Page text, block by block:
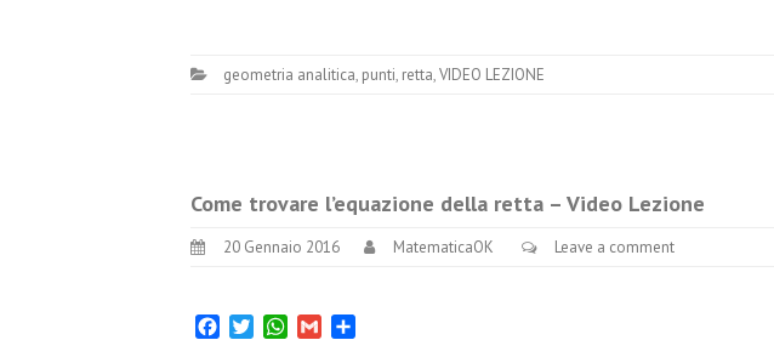
geometria analitica, punti, retta,VIDEO LEZIONE
Come trovare l’equazione della retta – Video Lezione
20 Gennaio 2016 MatematicaOK Leave a comment
FacebookTwitterWhatsApp
Gmail